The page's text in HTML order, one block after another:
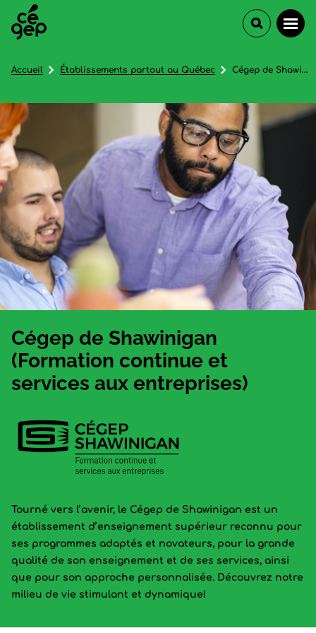
Cégep de Shawinigan
(Formation continue et
services aux entreprises)
Tourné vers l’avenir, le Cégep de Shawinigan est un
établissement d’enseignement supérieur reconnu pour
ses programmes adaptés et novateurs, pour la grande
qualité de son enseignement et de ses services, ainsi
que pour son approche personnalisée. Découvrez notre
milieu de vie stimulant et dynamique!
Accueil Établissements partout au Québec Cégep de Shawinigan (Formation continue et services aux entreprises)